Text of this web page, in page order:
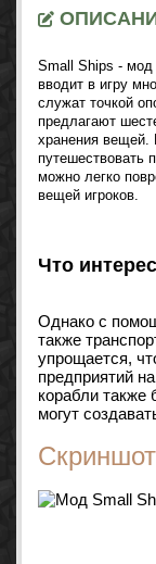
Small Ships - мод
вводит в игру
служат точкой
предлагают
хранения вещей.
путешествовать
можно легко
вещей игроков.
Что
Однако с
также
упрощается,
предприятий
корабли также
могут